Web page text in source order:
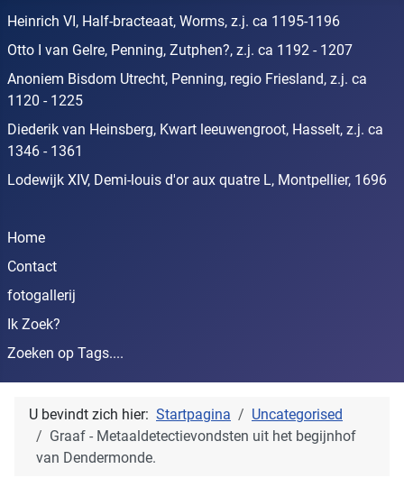
Heinrich VI, Half-bracteaat, Worms, z.j. ca 1195-1196
Otto I van Gelre, Penning, Zutphen?, z.j. ca 1192 - 1207
Anoniem Bisdom Utrecht, Penning, regio Friesland, z.j. ca
1120 - 1225
Diederik van Heinsberg, Kwart leeuwengroot, Hasselt, z.j. ca
1346 - 1361
Lodewijk XIV, Demi-louis d'or aux quatre L, Montpellier, 1696
Home
Contact
fotogallerij
Ik Zoek?
Zoeken op Tags....
U bevindt zich hier: Startpagina
Uncategorised
Graaf - Metaaldetectievondsten uit het begijnhof
van Dendermonde.